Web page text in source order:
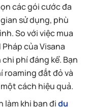
các gói cước đa
sử dụng, phù
So với việc mua
của Visana
phí đáng kể. Bạn
roaming đắt đỏ và
cách hiệu quả.
làm khi bạn đidu